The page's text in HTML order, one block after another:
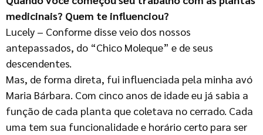
medicinais? Quem te influenciou?
Lucely – Conforme disse veio dos nossos
antepassados, do “Chico Moleque” e de seus
descendentes.
Mas, de forma direta, fui influenciada pela minha avó
Maria Bárbara. Com cinco anos de idade eu já sabia a
função de cada planta que coletava no cerrado. Cada
uma tem sua funcionalidade e horário certo para ser